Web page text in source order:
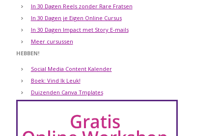
In 30 Dagen Reels zonder Rare Fratsen
In 30 Dagen je Eigen Online Cursus
In 30 Dagen Impact met Story E-mails
Meer cursussen
HEBBEN!
Social Media Content Kalender
Boek: Vind Ik Leuk!
Duizenden Canva Tmplates